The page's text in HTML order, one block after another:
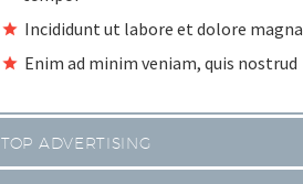
Incididunt ut labore et dolore magna
Enim ad minim veniam, quis nostrud
TOP ADVERTISING